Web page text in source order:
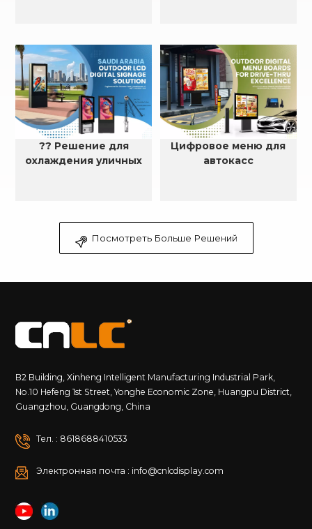
?? Решение для
охлаждения уличных
Цифровое меню для
автокасс
Посмотреть Больше Решений
B2 Building, Xinheng Intelligent Manufacturing Industrial Park,
No.10 Hefeng 1st Street, Yonghe Economic Zone, Huangpu District,
Guangzhou, Guangdong, China
Тел. : 8618688410533
Электронная почта : info@cnlcdisplay.com